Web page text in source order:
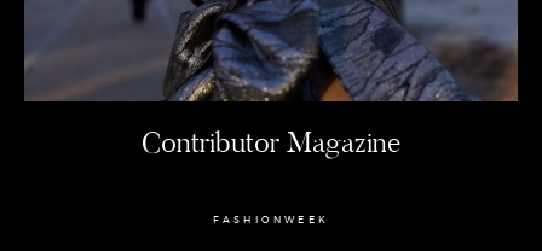
Contributor Magazine
FASHIONWEEK